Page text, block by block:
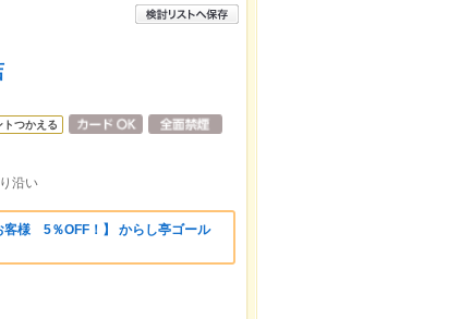
トつかえる
沿い
客様 5％OFF！】 からし亭ゴール